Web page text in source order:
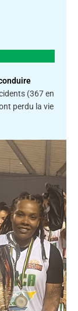
(367 en
perdu la vie